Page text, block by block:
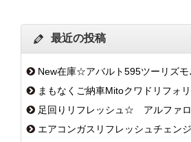
最近の投稿
New在庫☆アバルト595ツーリズモ
まもなくご納車Mitoクワドリフォ
足回りリフレッシュ☆ アルファ
エアコンガスリフレッシュチェン